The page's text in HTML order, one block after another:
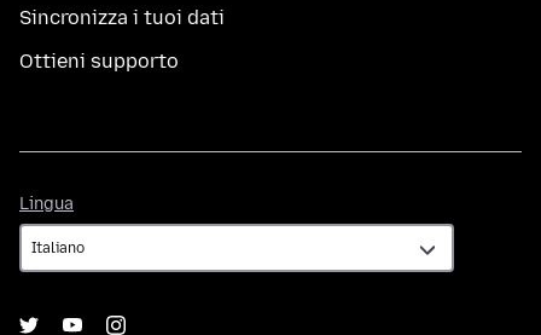
Sincronizza i tuoi dati
Ottieni supporto
Lingua